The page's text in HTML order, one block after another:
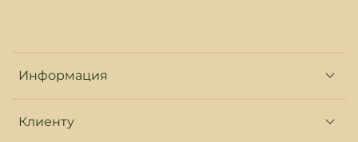
Информация
Клиенту